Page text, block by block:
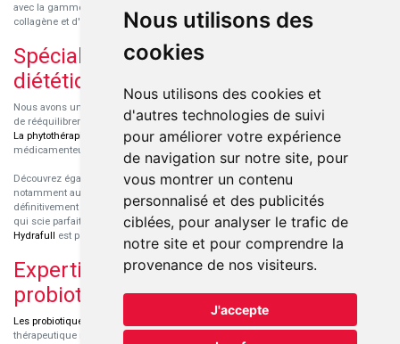
Nous utilisons des
cookies
Nous utilisons des cookies et
d'autres technologies de suivi
pour améliorer votre expérience
de navigation sur notre site, pour
vous montrer un contenu
personnalisé et des publicités
ciblées, pour analyser le trafic de
notre site et pour comprendre la
provenance de nos visiteurs.
J'accepte
avec la gamme anti-âge pour les peaux encore jeunes
collagène et d'acide hyaluronique.
Spécialisation en micronutrition et
diététique
Nous avons un engouement particulier pour la micronutrition qui permet souvent
de rééquilibrer des carences ou d'améliorer des troubles métaboliques mineurs.
La phytothérapie
l'aromathérapiesont souvent complémentaires de traitements
médicamenteux lorsqu'ils sont bien conseillés.
Découvrez également les protéines et les produits de nutrition sportive,
notamment au sein de la gamme française
Eric Favre
. Cette gamme est
définitivement axée sur le choix qualitatif des ingrédients et sur une formulation
qui scie parfaitement aux besoins de chaque sportif. La gamme hydratation
Hydrafull est pensée pour une hydratation maximale.
Expertise dans le domaine des
probiotiques
Les probiotiques
font parti des découvertes médicales majeures dans l'arsenal
thérapeutique naturel de ces dernières années. Nous nous sommes spécialisés